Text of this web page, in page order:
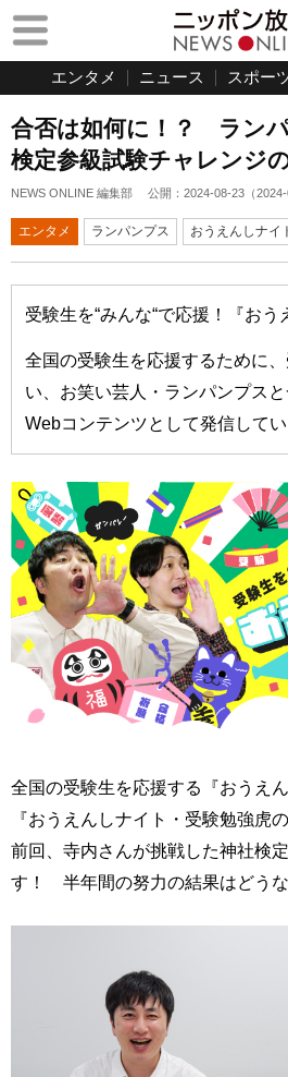
エンタメ ニュース スポー
合否は如何に！？ ラン
検定参級試験チャレンジ
NEWS ONLINE 編集部 公開： 2024-08-23 （
エンタメ ランパンプス おうえんしナイ
受験生を“みんな“で応援！『おう
全国の受験生を応援するために
い、お笑い芸人・ランパンプス
Webコンテンツとして発信してい
全国の受験生を応援する『おうえ
『おうえんしナイト・受験勉強虎
前回、寺内さんが挑戦した神社検
す！ 半年間の努力の結果はどうな